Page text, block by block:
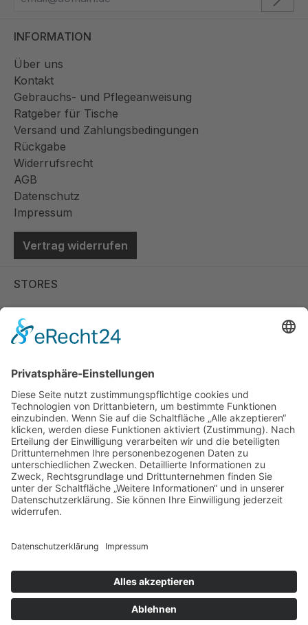
INFORMATION
Über uns
Kontakt
Gebrauchs- und Pflegeanweisung
Ratgeber für Tische
Versand und Zahlungsbedingungen
Rückgabe
Widerrufsrecht
AGB
Datenschutz
Impressum
Vertrag widerrufen
STORES
Store Viernheim
Store Berlin
Handelspartner Köln
SICHERE BEZAHLUNG
ZUVERLÄSSIGER VERSAND
Alle Preise inkl. gesetzl. Mehrwertsteuer zzgl.
Versandkostenund ggf. Nachnahmegebühren, wenn